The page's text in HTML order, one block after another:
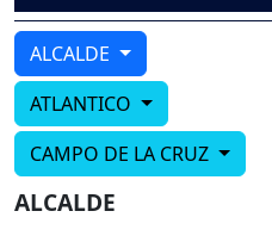
ALCALDE
ATLANTICO
CAMPO DE LA CRUZ
ALCALDE